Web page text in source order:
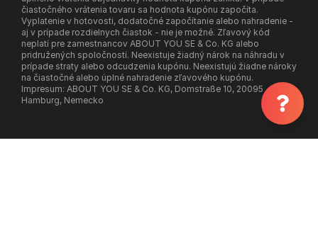
čiastočného vrátenia tovaru sa hodnota kupónu započíta.
Vyplatenie v hotovosti, dodatočné započítanie alebo nahradenie -
aj v prípade rozdielnych čiastok - nie je možné. Zľavový kód
neplatí pre zamestnancov ABOUT YOU SE & Co. KG alebo
pridružených spoločností. Neexistuje žiadný nárok na náhradu v
prípade straty alebo odcudzenia kupónu. Neexistujú žiadne nároky
na čiastočné alebo úplné nahradenie zľavového kupónu.
Impresum: ABOUT YOU SE & Co. KG, Domstraße 10, 20095
Hamburg, Nemecko